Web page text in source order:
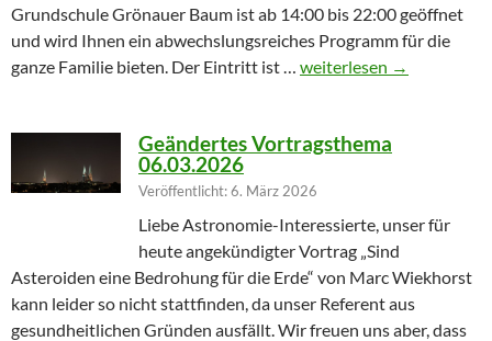
Grundschule Grönauer Baum ist ab 14:00 bis 22:00 geöffnet
und wird Ihnen ein abwechslungsreiches Programm für die
ganze Familie bieten. Der Eintritt ist … Winterprogramm endet
weiterlesen →
Geändertes Vortragsthema
06.03.2026
Veröffentlicht: 6. März 2026
Liebe Astronomie-Interessierte, unser für
heute angekündigter Vortrag „Sind
Asteroiden eine Bedrohung für die Erde“ von Marc Wiekhorst
kann leider so nicht stattfinden, da unser Referent aus
gesundheitlichen Gründen ausfällt. Wir freuen uns aber, dass